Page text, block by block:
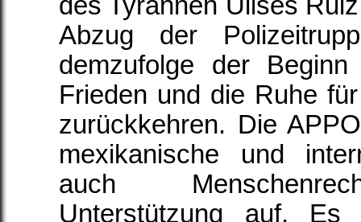
des Tyrannen Ulises
Abzug der
demzufolge der
Frieden und die Ruhe
zurückkehren. Die
mexikanische und
auch
Unterstützung auf. Es